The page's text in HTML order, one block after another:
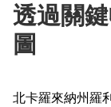
透過關
圖
北卡羅來納州羅